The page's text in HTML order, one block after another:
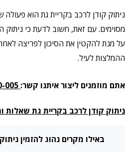
ניתוק קודן לרכב בקריית גת הוא
מסוימים. עם זאת, חשוב לדעת כי ניתוק
על מנת להקטין את הסיכון לפריצה
ההמלצות לעיל.
אתם מוזמנים ליצור איתנו קשר:
ניתוק קודן לרכב בקריית גת שאלות
באילו מקרים נהוג להזמין